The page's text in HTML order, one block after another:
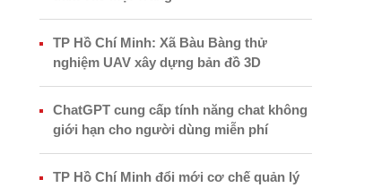
TP Hồ Chí Minh: Xã Bàu Bàng thử
nghiệm UAV xây dựng bản đồ 3D
ChatGPT cung cấp tính năng chat không
giới hạn cho người dùng miễn phí
TP Hồ Chí Minh đổi mới cơ chế quản lý